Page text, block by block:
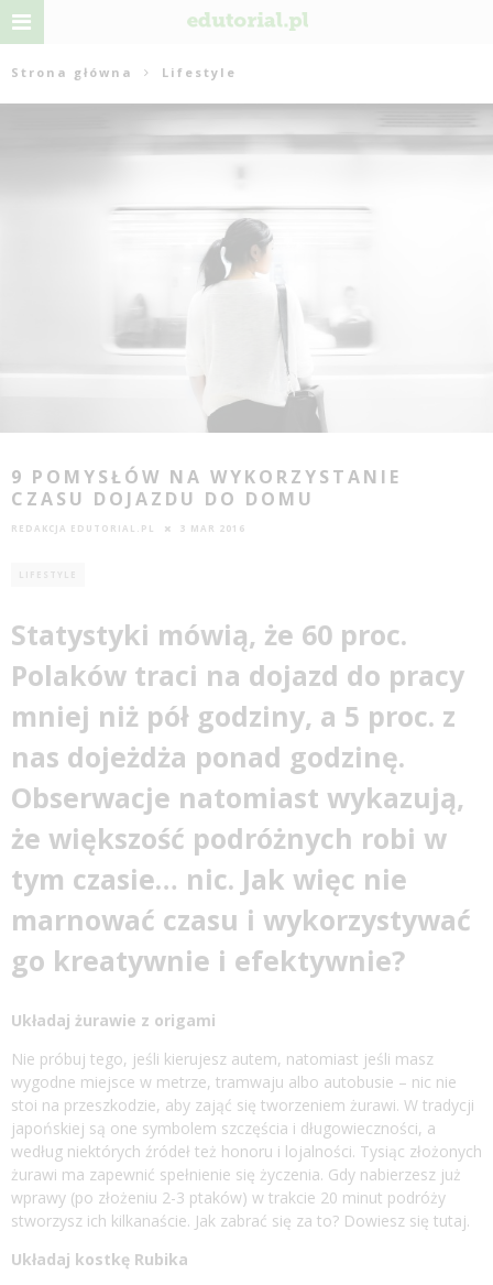
Strona główna Lifestyle
9 POMYSŁÓW NA WYKORZYSTANIE
CZASU DOJAZDU DO DOMU
REDAKCJA EDUTORIAL.PL 3 MAR 2016
LIFESTYLE
Statystyki mówią, że 60 proc.
Polaków traci na dojazd do pracy
mniej niż pół godziny, a 5 proc. z
nas dojeżdża ponad godzinę.
Obserwacje natomiast wykazują,
że większość podróżnych robi w
tym czasie… nic. Jak więc nie
marnować czasu i wykorzystywać
go kreatywnie i efektywnie?
Układaj żurawie z origami
Nie próbuj tego, jeśli kierujesz autem, natomiast jeśli masz
wygodne miejsce w metrze, tramwaju albo autobusie – nic nie
stoi na przeszkodzie, aby zająć się tworzeniem żurawi. W tradycji
japońskiej są one symbolem szczęścia i długowieczności, a
według niektórych źródeł też honoru i lojalności. Tysiąc złożonych
żurawi ma zapewnić spełnienie się życzenia. Gdy nabierzesz już
wprawy (po złożeniu 2-3 ptaków) w trakcie 20 minut podróży
stworzysz ich kilkanaście. Jak zabrać się za to? Dowiesz się tutaj.
Układaj kostkę Rubika